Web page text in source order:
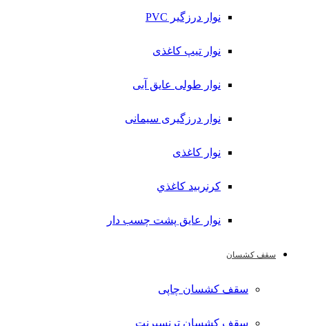
نوار درزگیر PVC
نوار تیپ کاغذی
نوار طولی عايق آبی
نوار درزگیری سیمانی
نوار کاغذی
کرنربید کاغذي
نوار عایق پشت چسب دار
سقف کشسان
سقف کشسان چاپی
سقف کشسان ترنسپرنت